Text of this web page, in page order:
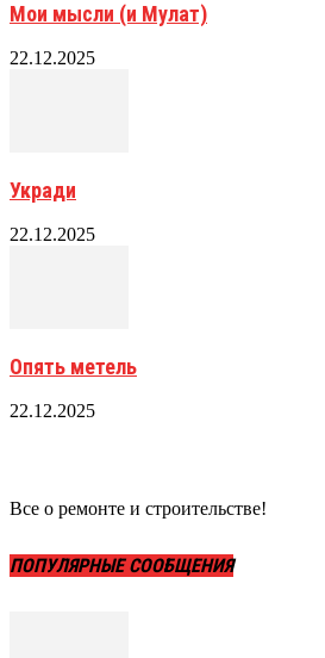
Мои мысли (и Мулат)
22.12.2025
Укради
22.12.2025
Опять метель
22.12.2025
Все о ремонте и строительстве!
ПОПУЛЯРНЫЕ СООБЩЕНИЯ